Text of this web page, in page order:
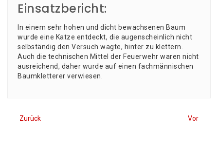
Einsatzbericht:
In einem sehr hohen und dicht bewach­se­nen Baum
wur­de eine Kat­ze ent­deckt, die augen­schein­lich nicht
selb­stän­dig den Ver­such wag­te, hin­ter zu klet­tern.
Auch die tech­ni­schen Mit­tel der Feu­er­wehr waren nicht
aus­rei­chend, daher wur­de auf einen fach­män­ni­schen
Baum­klet­te­rer verwiesen.
Zurück Vor